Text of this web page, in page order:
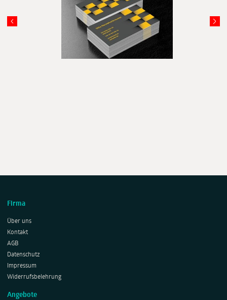
Firma
Über uns
Kontakt
AGB
Datenschutz
Impressum
Widerrufsbelehrung
Angebote